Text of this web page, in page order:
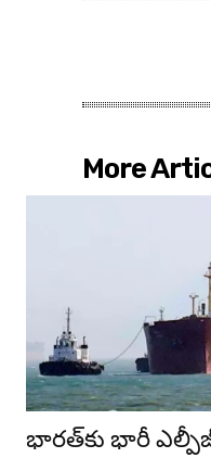
More
భారత్‌కు భారీ